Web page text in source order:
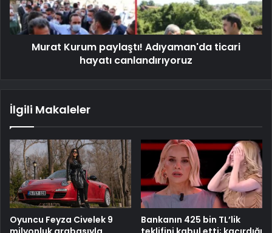
Murat Kurum paylaştı! Adıyaman'da ticari
hayatı canlandırıyoruz
İlgili Makaleler
Oyuncu Feyza Civelek 9
Bankanın 425 bin TL’lik